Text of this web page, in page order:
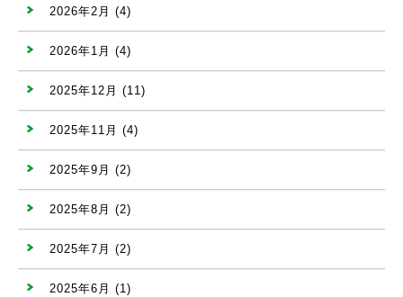
2026年2月 (4)
2026年1月 (4)
2025年12月 (11)
2025年11月 (4)
2025年9月 (2)
2025年8月 (2)
2025年7月 (2)
2025年6月 (1)